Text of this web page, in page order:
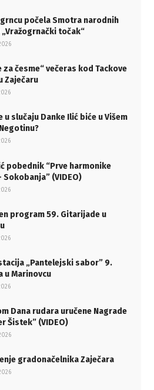
počela Smotra narodnih
točak“
za česme“ večeras kod Tackove
Zaječaru
u slučaju Danke Ilić biće u Višem
pobednik “Prve harmonike
Sokobanja” (VIDEO)
program 59. Gitarijade u
„Pantelejski sabor” 9.
u Marinovcu
Dana rudara uručene Nagrade
Šistek” (VIDEO)
gradonačelnika Zaječara